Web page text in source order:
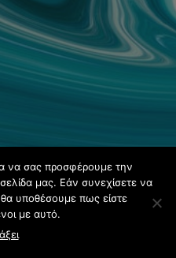
να σας προσφέρουμε την
μας. Εάν συνεχίσετε να
θα υποθέσουμε πως είστε
με αυτό.